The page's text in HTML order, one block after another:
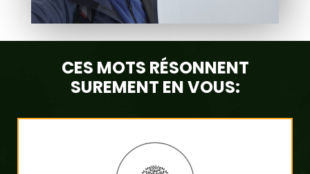
CES MOTS RÉSONNENT
SUREMENT EN VOUS: